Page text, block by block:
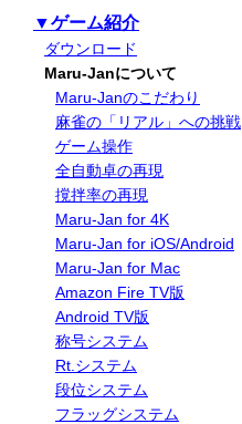
▼ゲーム紹介
ダウンロード
Maru-Janについて
Maru-Janのこだわり
麻雀の「リアル」への挑戦
ゲーム操作
全自動卓の再現
撹拌率の再現
Maru-Jan for 4K
Maru-Jan for iOS/Android
Maru-Jan for Mac
Amazon Fire TV版
Android TV版
称号システム
Rt.システム
段位システム
フラッグシステム